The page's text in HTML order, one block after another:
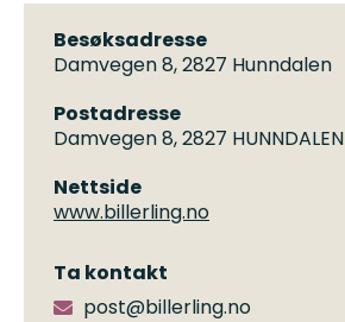
Besøksadresse
Damvegen 8, 2827 Hunndalen
Postadresse
Damvegen 8, 2827 HUNNDALEN
Nettside
www.billerling.no
Ta kontakt
post@billerling.no